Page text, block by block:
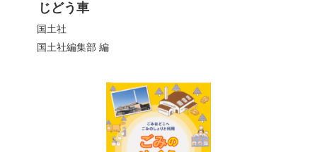
じどう車
国土社
国土社編集部 編